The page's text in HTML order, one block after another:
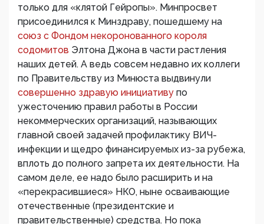
только для «клятой Гейропы». Минпросвет
присоединился к Минздраву, пошедшему на
союз с Фондом некоронованного короля
содомитов Элтона Джона в части растления
наших детей. А ведь совсем недавно их коллеги
по Правительству из Минюста выдвинули
совершенно здравую инициативу по
ужесточению правил работы в России
некоммерческих организаций, называющих
главной своей задачей профилактику ВИЧ-
инфекции и щедро финансируемых из-за рубежа,
вплоть до полного запрета их деятельности. На
самом деле, ее надо было расширить и на
«перекрасившиеся» НКО, ныне осваивающие
отечественные (президентские и
правительственные) средства. Но пока